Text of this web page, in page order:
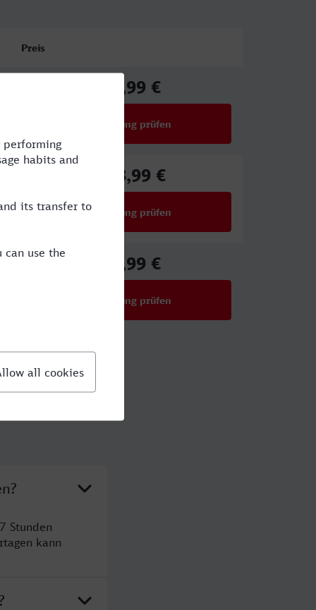
Preis
96,99 €
Verbindung prüfen
118,99 €
Verbindung prüfen
34,99 €
Verbindung prüfen
Stunden
kann